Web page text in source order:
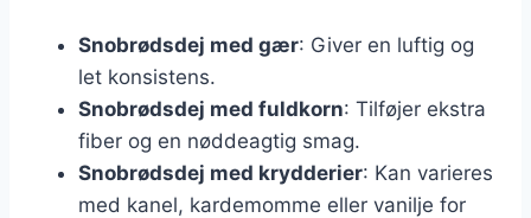
Snobrødsdej med gær: Giver en luftig og
let konsistens.
Snobrødsdej med fuldkorn: Tilføjer ekstra
fiber og en nøddeagtig smag.
Snobrødsdej med krydderier: Kan varieres
med kanel, kardemomme eller vanilje for